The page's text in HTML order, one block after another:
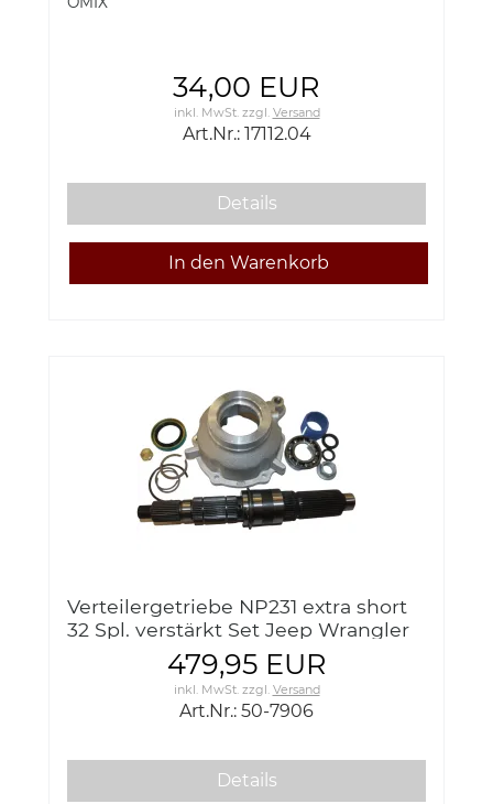
34,00 EUR
inkl. MwSt.zzgl. Versand
Art.Nr.: 17112.04
Details
Verteilergetriebe NP231 extra short
32 Spl. verstärkt Set Jeep Wrangler
YJ 87-95 TJ 96-06 / Advance
Adapters NP231 Slip Yoke Eli
479,95 EUR
inkl. MwSt.zzgl. Versand
Art.Nr.: 50-7906
Details